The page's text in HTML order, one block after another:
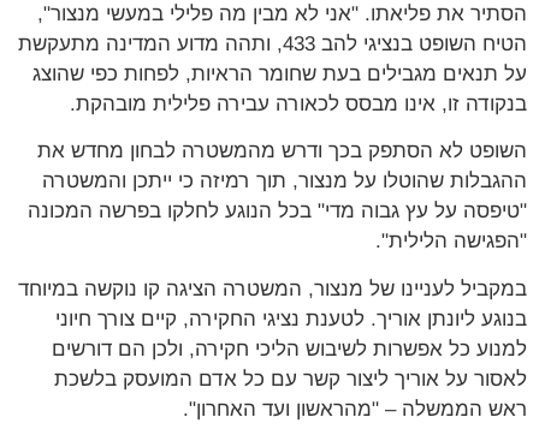
הסתיר את פליאתו. "אני לא מבין מה פלילי במעשי מנצור",
הטיח השופט בנציגי להב 433, ותהה מדוע המדינה מתעקשת
על תנאים מגבילים בעת שחומר הראיות, לפחות כפי שהוצג
בנקודה זו, אינו מבסס לכאורה עבירה פלילית מובהקת.
השופט לא הסתפק בכך ודרש מהמשטרה לבחון מחדש את
ההגבלות שהוטלו על מנצור, תוך רמיזה כי ייתכן והמשטרה
"טיפסה על עץ גבוה מדי" בכל הנוגע לחלקו בפרשה המכונה
"הפגישה הלילית".
במקביל לעניינו של מנצור, המשטרה הציגה קו נוקשה במיוחד
בנוגע ליונתן אוריך. לטענת נציגי החקירה, קיים צורך חיוני
למנוע כל אפשרות לשיבוש הליכי חקירה, ולכן הם דורשים
לאסור על אוריך ליצור קשר עם כל אדם המועסק בלשכת
ראש הממשלה – "מהראשון ועד האחרון".